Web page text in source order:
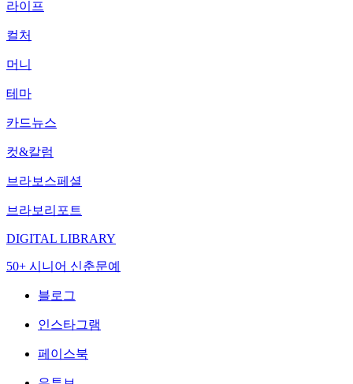
라이프
컬처
머니
테마
카드뉴스
컷&칼럼
브라보스페셜
브라보리포트
DIGITAL LIBRARY
50+ 시니어 신춘문예
블로그
인스타그램
페이스북